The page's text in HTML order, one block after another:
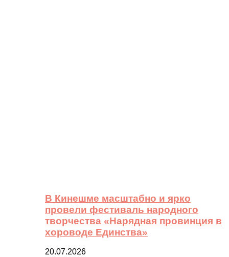
В Кинешме масштабно и ярко
провели фестиваль народного
творчества «Нарядная провинция в
хороводе Единства»
20.07.2026